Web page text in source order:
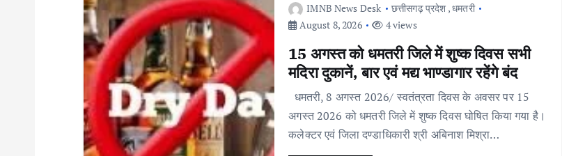
IMNB News Desk छत्तीसगढ़ प्रदेश ,धमतरी
August 8, 2026
4 views
15 अगस्त को धमतरी जिले में शुष्क दिवस सभी
मदिरा दुकानें, बार एवं मद्य भाण्डागार रहेंगे बंद
धमतरी, 8 अगस्त 2026/ स्वतंत्रता दिवस के अवसर पर 15
अगस्त 2026 को धमतरी जिले में शुष्क दिवस घोषित किया गया है।
कलेक्टर एवं जिला दण्डाधिकारी श्री अबिनाश मिश्रा…